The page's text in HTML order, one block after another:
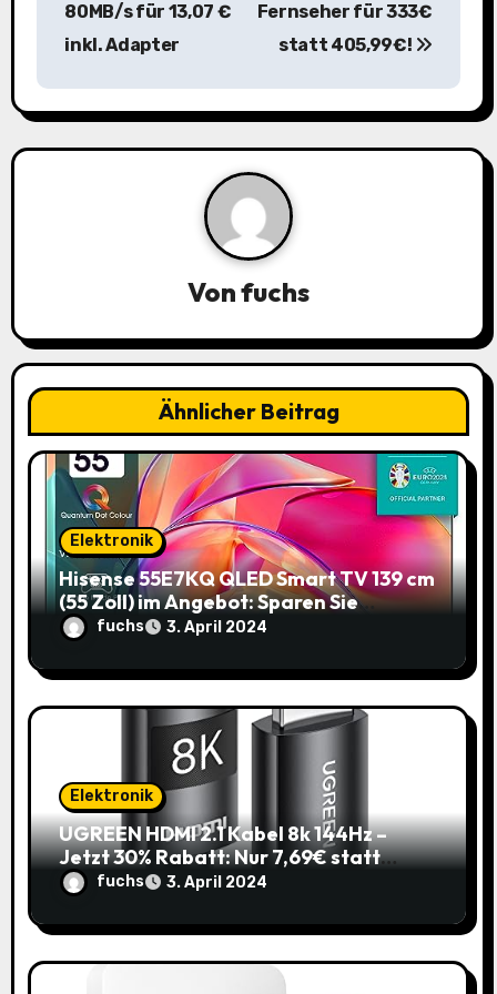
a
g
v
i
g
a
i
o
n
80MB/s für 13,07 €
inkl. Adapter
Fernseher für 333€
statt 405,99€!
Vonfuchs
Ähnlicher Beitrag
Elektronik
Hisense 55E7KQ QLED Smart TV 139 cm
(55 Zoll) im Angebot: Sparen Sie
145,85€!
fuchs 3. April 2024
Elektronik
UGREEN HDMI 2.1 Kabel 8k 144Hz –
Jetzt 30% Rabatt: Nur 7,69€ statt
10,99€
fuchs 3. April 2024